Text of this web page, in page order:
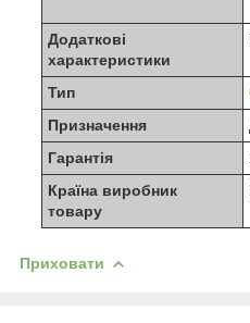
Додаткові
характеристики
Тип
Призначення
Гарантія
Країна виробник
товару
Приховати